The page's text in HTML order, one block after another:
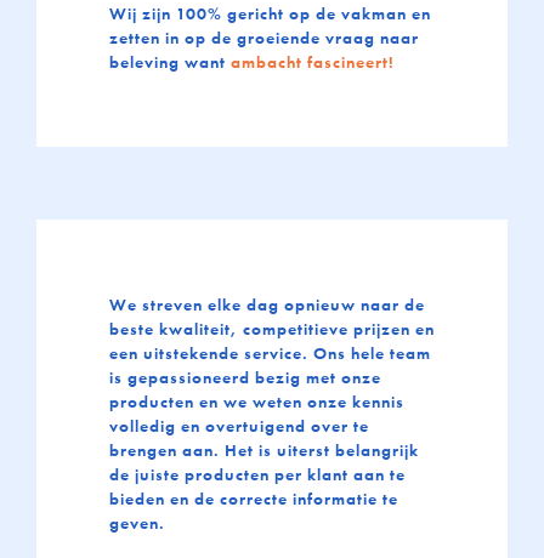
Wij zijn 100% gericht op de vakman en
zetten in op de groeiende vraag naar
beleving want ambacht fascineert!
We streven elke dag opnieuw naar de
beste kwaliteit, competitieve prijzen en
een uitstekende service. Ons hele team
is gepassioneerd bezig met onze
producten en we weten onze kennis
volledig en overtuigend over te
brengen aan. Het is uiterst belangrijk
de juiste producten per klant aan te
bieden en de correcte informatie te
geven.